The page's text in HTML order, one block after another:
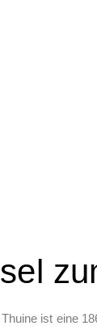
ist eine